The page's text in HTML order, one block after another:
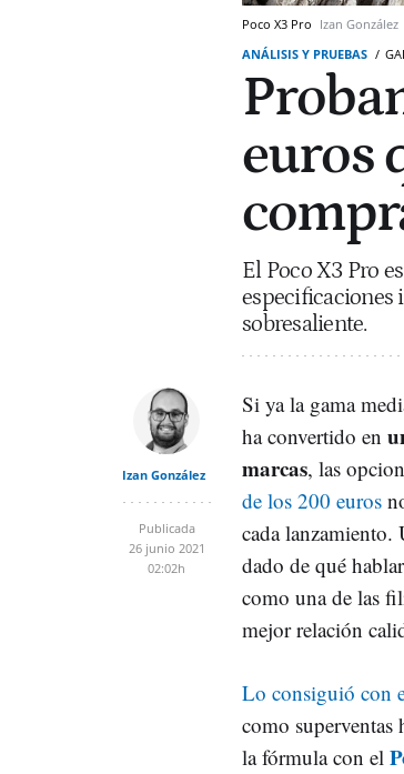
Poco X3 Pro Izan González
ANÁLISIS Y PRUEBAS
euros
El Poco X3 Pro
especificaciones
sobresaliente.
Izan González
Publicada
26 junio 2021
02:02h
Si ya la gama
ha convertido en
marcas, las
de los 200 euros
cada lanzamiento.
dado de qué
como una de las
mejor relación
Lo consiguió con
como superventas
la fórmula con el